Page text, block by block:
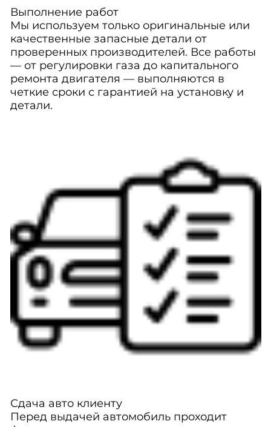
Выполнение работ
Мы используем только оригинальные или
качественные запасные детали от
проверенных производителей. Все работы
— от регулировки газа до капитального
ремонта двигателя — выполняются в
четкие сроки с гарантией на установку и
детали.
Сдача авто клиенту
Перед выдачей автомобиль проходит